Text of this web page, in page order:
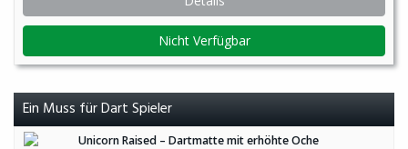
Nicht Verfügbar
Ein Muss für Dart Spieler
Unicorn Raised – Dartmatte mit erhöhte Oche